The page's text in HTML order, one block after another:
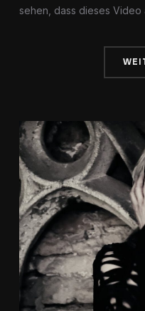
sehen, dass dieses